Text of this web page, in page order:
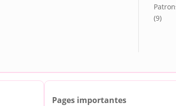
(9)
Pages importantes